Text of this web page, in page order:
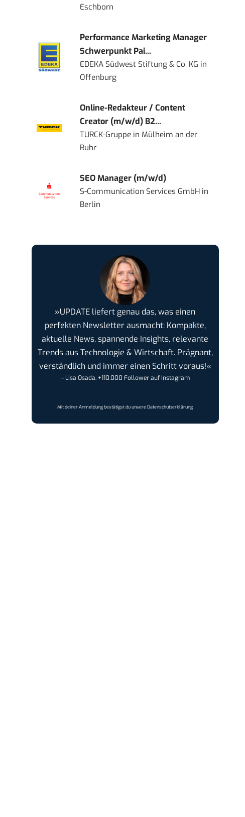
Eschborn
Performance Marketing Manager
Schwerpunkt Pai...
EDEKA Südwest Stiftung & Co. KG in
Offenburg
Online-Redakteur / Content
Creator (m/w/d) B2...
TURCK-Gruppe in Mülheim an der
Ruhr
SEO Manager (m/w/d)
S-Communication Services GmbH in
Berlin
»UPDATE liefert genau das, was einen
perfekten Newsletter ausmacht: Kompakte,
aktuelle News, spannende Insights, relevante
Trends aus Technologie & Wirtschaft. Prägnant,
verständlich und immer einen Schritt voraus!«
– Lisa Osada, +110.000 Follower auf Instagram
Mit deiner Anmeldung bestätigst du unsereDatenschutzerklärung